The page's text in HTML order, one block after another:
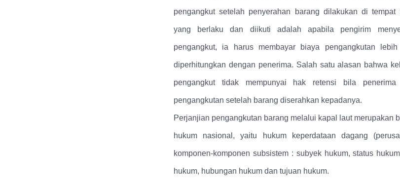
pengangkut setelah penyerahan barang dilakukan di tempat
yang berlaku dan diikuti adalah apabila pengirim
pengangkut, ia harus membayar biaya pengangkutan
diperhitungkan dengan penerima. Salah satu alasan bahwa
pengangkut tidak mempunyai hak retensi bila
pengangkutan setelah barang diserahkan kepadanya.
Perjanjian pengangkutan barang melalui kapal laut merupakan
hukum nasional, yaitu hukum keperdataan dagang
komponen-komponen subsistem : subyek hukum, status
hukum, hubungan hukum dan tujuan hukum.